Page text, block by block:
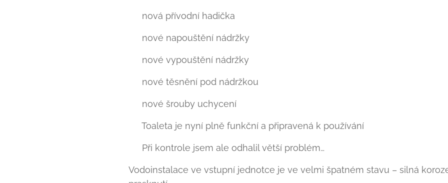
✔️ nová přívodní hadička
✔️ nové napouštění nádržky
✔️ nové vypouštění nádržky
✔️ nové těsnění pod nádržkou
✔️ nové šrouby uchycení
💧 Toaleta je nyní plně funkční a připravená k používání
⚠️ Při kontrole jsem ale odhalil větší problém…
Vodoinstalace ve vstupní jednotce je ve velmi špatném stavu – silná